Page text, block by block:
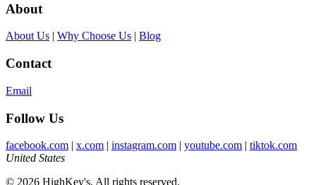
About
About Us | Why Choose Us | Blog
Contact
Email
Follow Us
facebook.com | x.com | instagram.com | youtube.com | tiktok.com
United States
© 2026 HighKey's. All rights reserved.